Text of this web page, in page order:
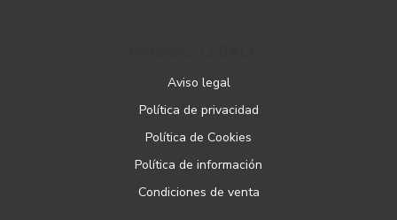
Aviso legal
Política de privacidad
Política de Cookies
Política de información
Condiciones de venta